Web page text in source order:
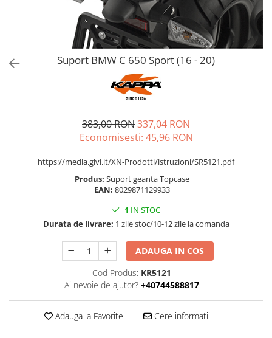
Suport BMW C 650 Sport (16 - 20)
383,00 RON337,04 RON
Economisesti: 45,96 RON
https://media.givi.it/XN-Prodotti/istruzioni/SR5121.pdf
Produs: Suport geanta Topcase
EAN: 8029871129933
1 IN STOC
Durata de livrare: 1 zile stoc/10-12 zile la comanda
ADAUGA IN COS
Cod Produs: KR5121
Ai nevoie de ajutor? +40744588817
Adauga la Favorite Cere informatii